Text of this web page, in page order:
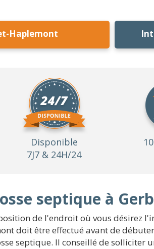
Haplemont
Disponible
7J7 & 24H/24
septique à
de l'endroit où vous désirez
doit être effectué avant de
septique. Il conseillé de solliciter